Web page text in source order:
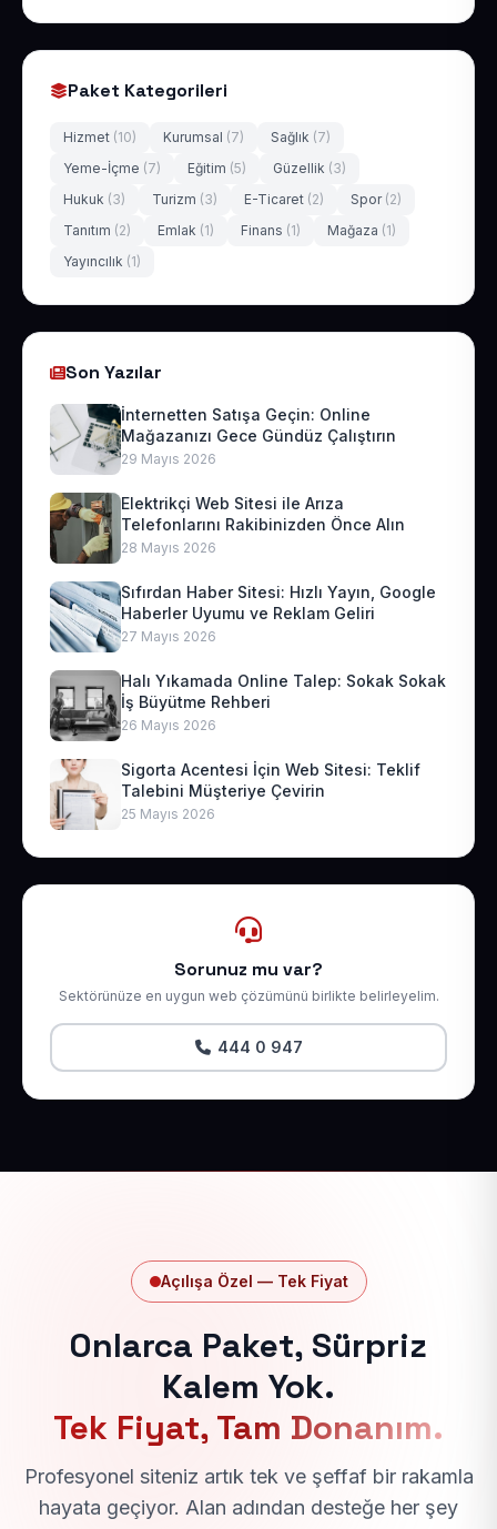
Paket Kategorileri
Hizmet (10) Kurumsal (7) Sağlık (7)
Yeme-İçme (7) Eğitim (5) Güzellik (3)
Hukuk (3) Turizm (3) E-Ticaret (2) Spor (2)
Tanıtım (2) Emlak (1) Finans (1) Mağaza (1)
Yayıncılık (1)
Son Yazılar
İnternetten Satışa Geçin: Online
Mağazanızı Gece Gündüz Çalıştırın
29 Mayıs 2026
Elektrikçi Web Sitesi ile Arıza
Telefonlarını Rakibinizden Önce Alın
28 Mayıs 2026
Sıfırdan Haber Sitesi: Hızlı Yayın, Google
Haberler Uyumu ve Reklam Geliri
27 Mayıs 2026
Halı Yıkamada Online Talep: Sokak Sokak
İş Büyütme Rehberi
26 Mayıs 2026
Sigorta Acentesi İçin Web Sitesi: Teklif
Talebini Müşteriye Çevirin
25 Mayıs 2026
Sorunuz mu var?
Sektörünüze en uygun web çözümünü birlikte belirleyelim.
444 0 947
Açılışa Özel — Tek Fiyat
Onlarca Paket, Sürpriz
Kalem Yok.
Tek Fiyat, Tam Donanım.
Profesyonel siteniz artık tek ve şeffaf bir rakamla
hayata geçiyor. Alan adından desteğe her şey